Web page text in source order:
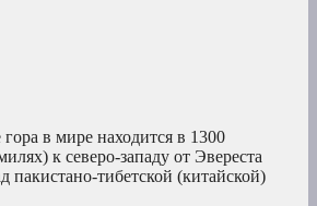
в мире находится в 1300
к северо-западу от Эвереста
пакистано-тибетской (китайской)